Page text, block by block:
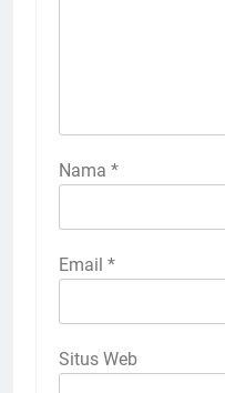
Nama *
Email *
Situs Web